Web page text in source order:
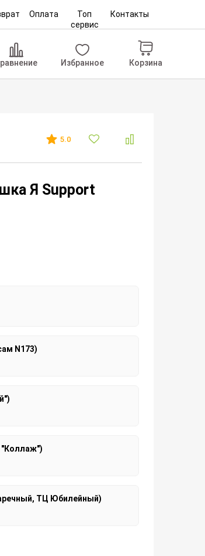
Оплата
Топ
сервис
Контакты
Избранное Корзина
5.0
Я Support
N173)
"Коллаж")
ТЦ Юбилейный)